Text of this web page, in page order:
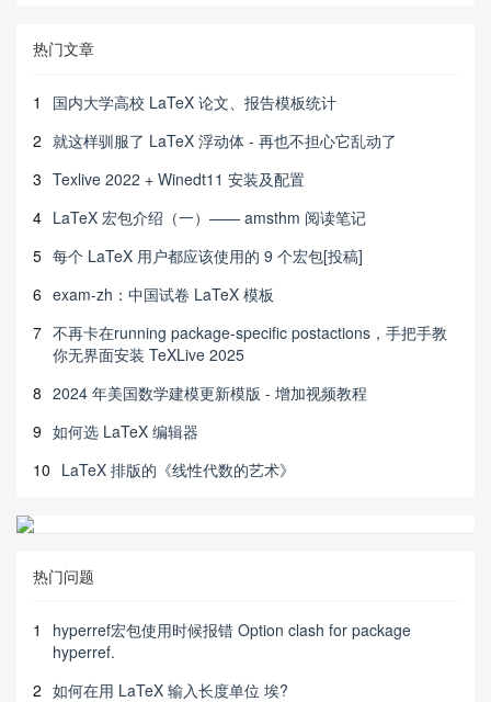
热门文章
1
国内大学高校 LaTeX 论文、报告模板统计
2 就这样驯服了 LaTeX 浮动体 - 再也不担心它乱动了
3 Texlive 2022 + Winedt11 安装及配置
4 LaTeX 宏包介绍（一）—— amsthm 阅读笔记
5 每个 LaTeX 用户都应该使用的 9 个宏包[投稿]
6 exam-zh：中国试卷 LaTeX 模板
7 不再卡在running package-specific postactions，手把手教
你无界面安装 TeXLive 2025
8 2024 年美国数学建模更新模版 - 增加视频教程
9 如何选 LaTeX 编辑器
10 LaTeX 排版的《线性代数的艺术》
热门问题
1
hyperref宏包使用时候报错 Option clash for package
hyperref.
2 如何在用 LaTeX 输入长度单位 埃?